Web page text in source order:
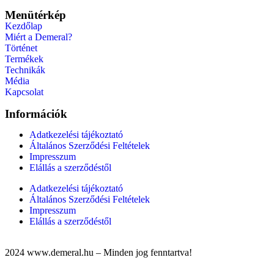
Menütérkép
Kezdőlap
Miért a Demeral?
Történet
Termékek
Technikák
Média
Kapcsolat
Információk
Adatkezelési tájékoztató
Általános Szerződési Feltételek
Impresszum
Elállás a szerződéstől
Adatkezelési tájékoztató
Általános Szerződési Feltételek
Impresszum
Elállás a szerződéstől
2024 www.demeral.hu – Minden jog fenntartva!